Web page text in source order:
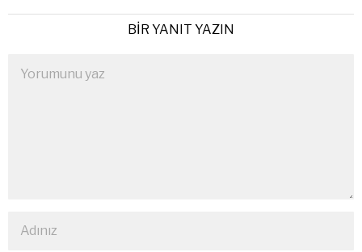
BIR YANIT YAZIN